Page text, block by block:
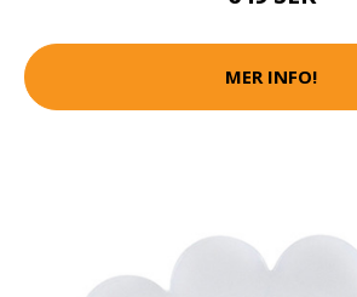
MER INFO!